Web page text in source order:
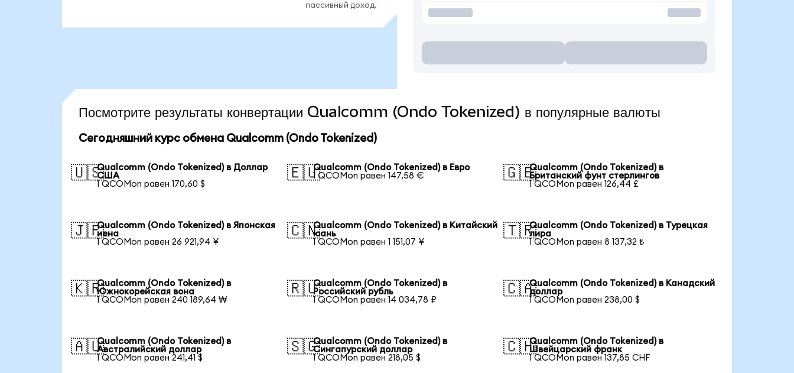
пассивный доход.
Посмотрите результаты конвертации Qualcomm (Ondo Tokenized) в популярные валюты
Сегодняшний курс обмена Qualcomm (Ondo Tokenized)
🇺🇸Qualcomm (Ondo Tokenized) в Доллар
США
1 QCOMon равен 170,60 $
🇪🇺Qualcomm (Ondo Tokenized) в Евро
1 QCOMon равен 147,58 €
🇬🇧Qualcomm (Ondo Tokenized) в
Британский фунт стерлингов
1 QCOMon равен 126,44 £
🇯🇵Qualcomm (Ondo Tokenized) в Японская
иена
1 QCOMon равен 26 921,94 ¥
🇨🇳Qualcomm (Ondo Tokenized) в Китайский
юань
1 QCOMon равен 1 151,07 ¥
🇹🇷Qualcomm (Ondo Tokenized) в Турецкая
лира
1 QCOMon равен 8 137,32 ₺
🇰🇷Qualcomm (Ondo Tokenized) в
Южнокорейская вона
1 QCOMon равен 240 189,64 ₩
🇷🇺Qualcomm (Ondo Tokenized) в
Российский рубль
1 QCOMon равен 14 034,78 ₽
🇨🇦Qualcomm (Ondo Tokenized) в Канадский
доллар
1 QCOMon равен 238,00 $
🇦🇺Qualcomm (Ondo Tokenized) в
Австралийский доллар
1 QCOMon равен 241,41 $
🇸🇬Qualcomm (Ondo Tokenized) в
Сингапурский доллар
1 QCOMon равен 218,05 $
🇨🇭Qualcomm (Ondo Tokenized) в
Швейцарский франк
1 QCOMon равен 137,85 CHF